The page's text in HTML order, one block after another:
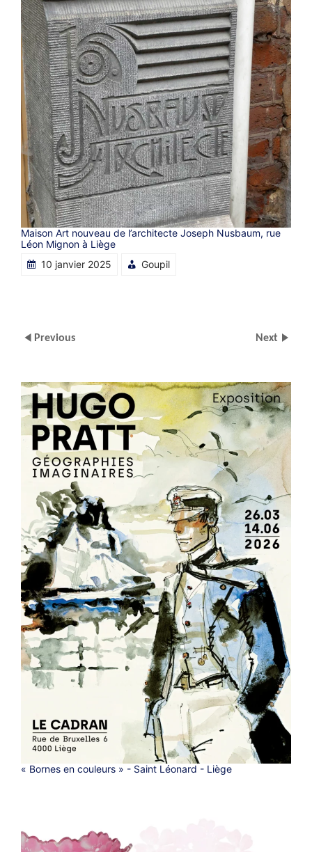
Maison Art nouveau de l’architecte Joseph Nusbaum, rue
Léon Mignon à Liège
10 janvier 2025
Goupil
Previous Next
« Bornes en couleurs » - Saint Léonard - Liège